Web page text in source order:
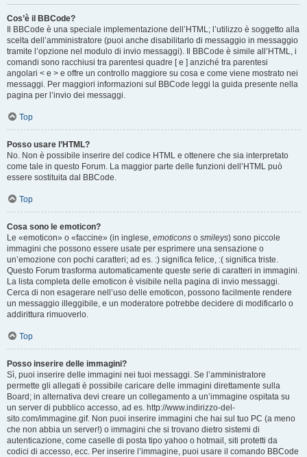
Cos’è il BBCode?
Il BBCode è una speciale implementazione dell’HTML; l’utilizzo è soggetto alla
scelta dell’amministratore (puoi anche disabilitarlo di messaggio in messaggio
tramite l’opzione nel modulo di invio messaggi). Il BBCode è simile all’HTML, i
comandi sono racchiusi tra parentesi quadre [ e ] anziché tra parentesi
angolari < e > e offre un controllo maggiore su cosa e come viene mostrato nei
messaggi. Per maggiori informazioni sul BBCode leggi la guida presente nella
pagina per l’invio dei messaggi.
Top
Posso usare l’HTML?
No. Non è possibile inserire del codice HTML e ottenere che sia interpretato
come tale in questo Forum. La maggior parte delle funzioni dell’HTML può
essere sostituita dal BBCode.
Top
Cosa sono le emoticon?
Le «emoticon» o «faccine» (in inglese, emoticons o smileys) sono piccole
immagini che possono essere usate per esprimere una sensazione o
un’emozione con pochi caratteri; ad es. :) significa felice, :( significa triste.
Questo Forum trasforma automaticamente queste serie di caratteri in immagini.
La lista completa delle emoticon è visibile nella pagina di invio messaggi.
Cerca di non esagerare nell’uso delle emoticon, possono facilmente rendere
un messaggio illeggibile, e un moderatore potrebbe decidere di modificarlo o
addirittura rimuoverlo.
Top
Posso inserire delle immagini?
Sì, puoi inserire delle immagini nei tuoi messaggi. Se l’amministratore
permette gli allegati è possibile caricare delle immagini direttamente sulla
Board; in alternativa devi creare un collegamento a un’immagine ospitata su
un server di pubblico accesso, ad es. http://www.indirizzo-del-
sito.com/immagine.gif. Non puoi inserire immagini che hai sul tuo PC (a meno
che non abbia un server!) o immagini che si trovano dietro sistemi di
autenticazione, come caselle di posta tipo yahoo o hotmail, siti protetti da
codici di accesso, ecc. Per inserire l’immagine, puoi usare il comando BBCode